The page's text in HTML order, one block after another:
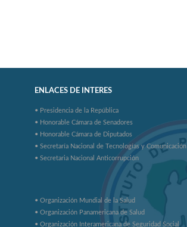
ENLACES DE INTERES
• Presidencia de la República
• Honorable Cámara de Senadores
• Honorable Cámara de Diputados
• Secretaría Nacional de Tecnologías y Comunicación
• Secretaria Nacional Anticorrupción
• Organización Mundial de la Salud
• Organización Panamericana de Salud
• Organización Interamericana de Seguridad Social